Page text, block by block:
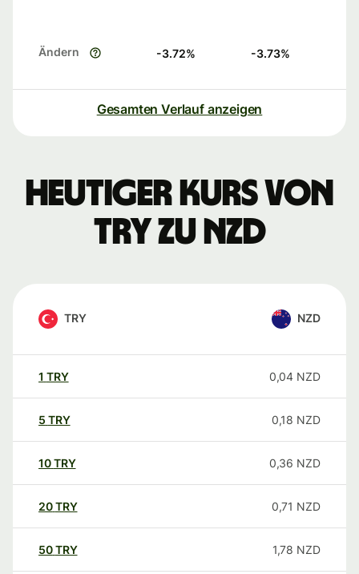
Ändern -3.72% -3.73%
Gesamten Verlauf anzeigen
Heutiger Kurs von
TRY zu NZD
TRY NZD
1 TRY 0,04 NZD
5 TRY 0,18 NZD
10TRY 0,36 NZD
20TRY 0,71 NZD
50TRY 1,78 NZD